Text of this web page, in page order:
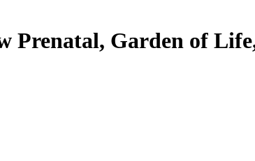
Prenatal, Garden of